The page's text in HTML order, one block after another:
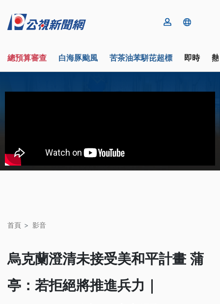
總預算審查 白海豚颱風 苦茶油苯駢芘超標 即時
首頁 影音
烏克蘭澄清未接受美和平計畫 蒲
亭：若拒絕將推進兵力｜